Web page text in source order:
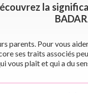
la
parents. Pour vous
ses traits associés
vous plaît et qui a du